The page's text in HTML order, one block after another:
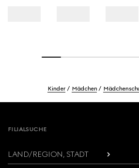
Kinder Mädchen
FILIALSUCHE
LAND/REGION, STADT